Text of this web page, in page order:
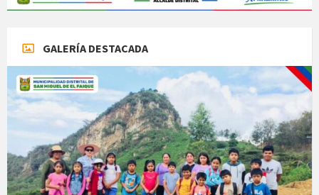
GALERÍA DESTACADA